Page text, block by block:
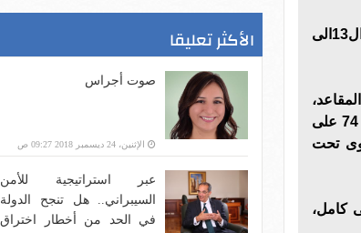
وأشارت اللجنة إلى وصول عدد المرشحين على مقاعد انتخابات النقابة العامة ال13الى
وصل إجمالى عدد المرشحين إلى 408 مرشحا على 195 مقعدا، حيث ترشح 74 على
السن و183 على مستوى تحت
اشراف قضائى كامل،
الأكثر تعليقا
صوت أجراس
الإثنين، 24 ديسمبر 2018 09:27 ص
عبر استراتيجية للأمن
السيبراني.. هل تنجح الدولة
في الحد من أخطار اختراق